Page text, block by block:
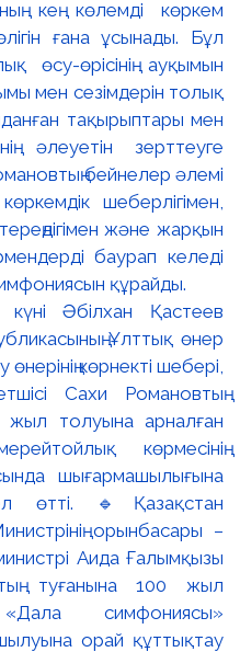
Әбілхан Қастеев
Ұлттық өнер
көрнекті шебері,
Сахи Романовтың
жыл толуына арналған
көрмесінің
шығармашылығына
өтті. 🔹Қазақстан
орынбасары –
Аида Ғалымқызы
туғанына 100 жыл
симфониясы»
орай құттықтау